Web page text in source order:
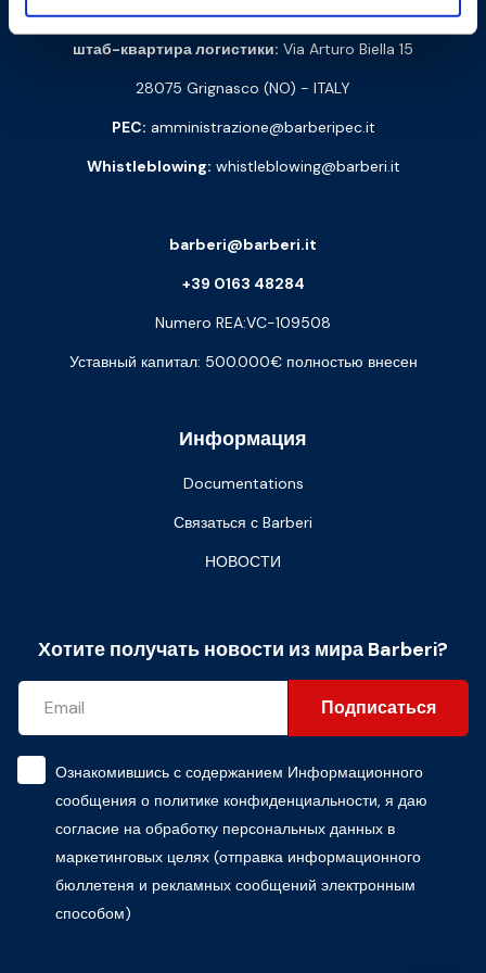
штаб-квартира логистики: Via Arturo Biella 15
28075 Grignasco (NO) - ITALY
PEC: amministrazione@barberipec.it
Whistleblowing: whistleblowing@barberi.it
Информация
Documentations
Связаться с Barberi
НОВОСТИ
barberi@barberi.it
+39 0163 48284
Numero REA:VC-109508
Уставный капитал: 500.000€ полностью внесен
Хотите получать новости из мира Barberi?
Подписаться
Ознакомившись с содержанием Информационного
сообщения о политике конфиденциальности, я даю
согласие на обработку персональных данных в
маркетинговых целях (отправка информационного
бюллетеня и рекламных сообщений электронным
способом)